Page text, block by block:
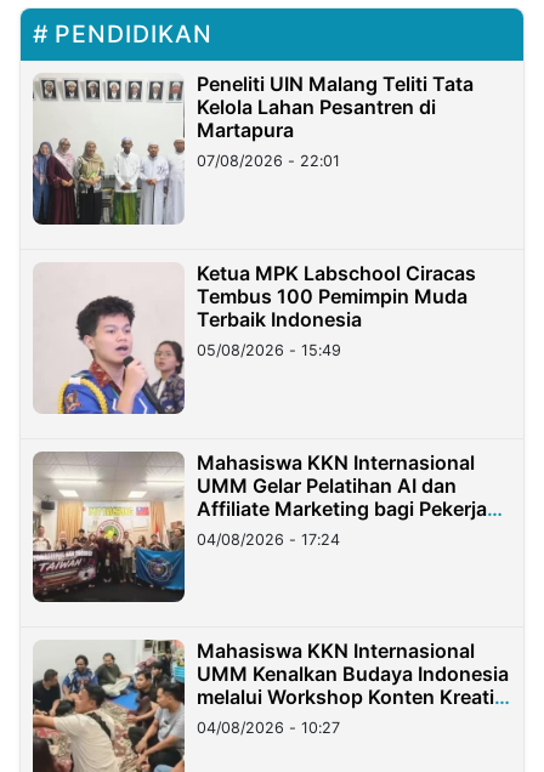
PENDIDIKAN
Peneliti UIN Malang Teliti Tata
Kelola Lahan Pesantren di
Martapura
07/08/2026 - 22:01
Ketua MPK Labschool Ciracas
Tembus 100 Pemimpin Muda
Terbaik Indonesia
05/08/2026 - 15:49
Mahasiswa KKN Internasional
UMM Gelar Pelatihan AI dan
Affiliate Marketing bagi Pekerja
Migran Indonesia di Taiwan
04/08/2026 - 17:24
Mahasiswa KKN Internasional
UMM Kenalkan Budaya Indonesia
melalui Workshop Konten Kreatif
di Taiwan
04/08/2026 - 10:27